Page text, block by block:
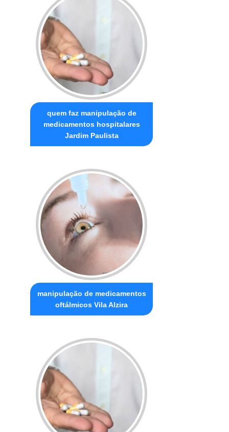
quem faz manipulação de
medicamentos hospitalares
Jardim Paulista
manipulação de medicamentos
oftálmicos Vila Alzira